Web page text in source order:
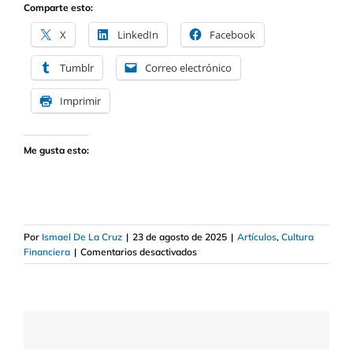
Comparte esto:
X LinkedIn Facebook
Tumblr Correo electrónico
Imprimir
Me gusta esto:
Por Ismael De La Cruz | 23 de agosto de 2025 | Artículos, Cultura
Financiera | Comentarios desactivadosen
Cómo